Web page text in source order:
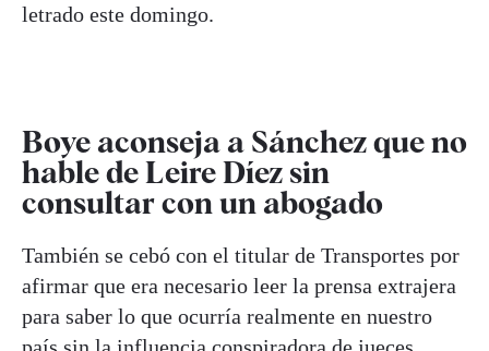
letrado este domingo.
Boye aconseja a Sánchez que no
hable de Leire Díez sin
consultar con un abogado
También se cebó con el titular de Transportes por
afirmar que era necesario leer la prensa extrajera
para saber lo que ocurría realmente en nuestro